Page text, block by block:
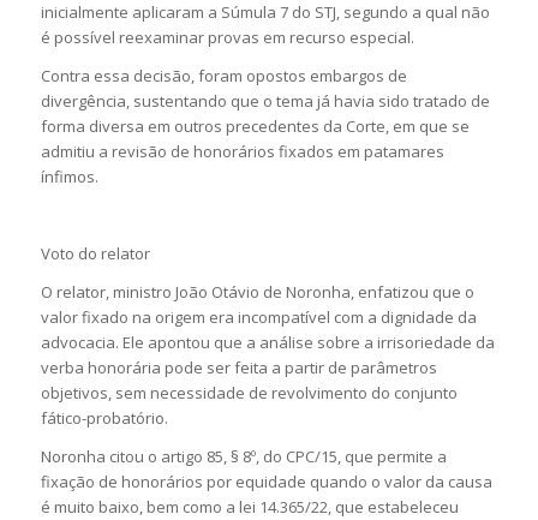
inicialmente aplicaram a Súmula 7 do STJ, segundo a qual não
é possível reexaminar provas em recurso especial.
Contra essa decisão, foram opostos embargos de
divergência, sustentando que o tema já havia sido tratado de
forma diversa em outros precedentes da Corte, em que se
admitiu a revisão de honorários fixados em patamares
ínfimos.
Voto do relator
O relator, ministro João Otávio de Noronha, enfatizou que o
valor fixado na origem era incompatível com a dignidade da
advocacia. Ele apontou que a análise sobre a irrisoriedade da
verba honorária pode ser feita a partir de parâmetros
objetivos, sem necessidade de revolvimento do conjunto
fático-probatório.
Noronha citou o artigo 85, § 8º, do CPC/15, que permite a
fixação de honorários por equidade quando o valor da causa
é muito baixo, bem como a lei 14.365/22, que estabeleceu